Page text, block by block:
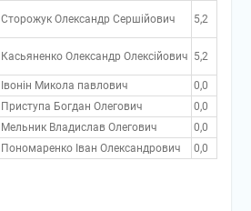
Сторожук Олександр Сершійович 5,2
Касьяненко Олександр Олексійович 5,2
Івонін Микола павлович
0,0
Приступа Богдан Олегович
0,0
Мельник Владислав Олегович
0,0
Пономаренко Іван Олександрович 0,0